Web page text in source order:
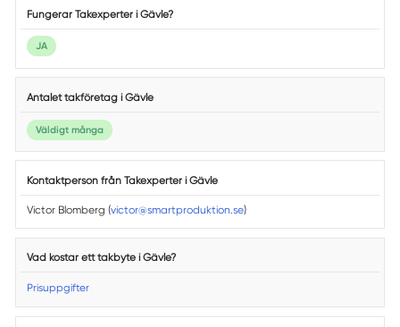
Fungerar Takexperter i Gävle?
JA
Antalet takföretag i Gävle
Väldigt många
Kontaktperson från Takexperter i Gävle
Victor Blomberg (victor@smartproduktion.se)
Vad kostar ett takbyte i Gävle?
Prisuppgifter